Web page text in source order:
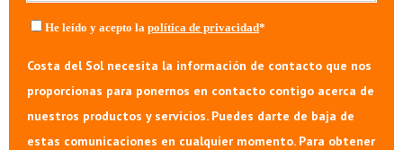
He leído y acepto la política de privacidad*
Costa del Sol necesita la información de contacto que nos
proporcionas para ponernos en contacto contigo acerca de
nuestros productos y servicios. Puedes darte de baja de
estas comunicaciones en cualquier momento. Para obtener